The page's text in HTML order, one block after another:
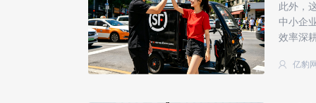
此外，
中小企
效率深
亿豹